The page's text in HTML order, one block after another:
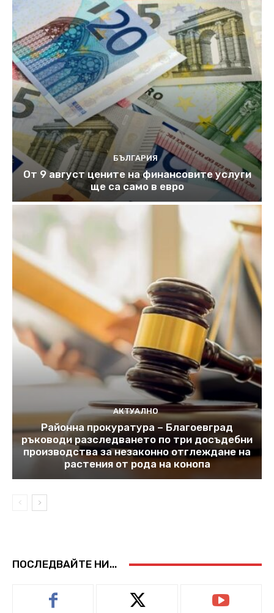
БЪЛГАРИЯ
От 9 август цените на финансовите услуги
ще са само в евро
АКТУАЛНО
Районна прокуратура – Благоевград
ръководи разследването по три досъдебни
производства за незаконно отглеждане на
растения от рода на конопа
ПОСЛЕДВАЙТЕ НИ...